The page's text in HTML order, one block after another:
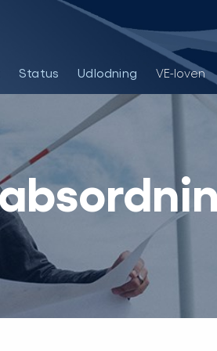
Status Udlodning VE-loven